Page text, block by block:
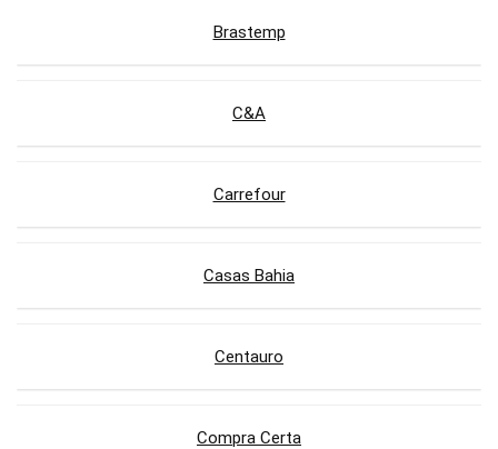
Brastemp
C&A
Carrefour
Casas Bahia
Centauro
Compra Certa